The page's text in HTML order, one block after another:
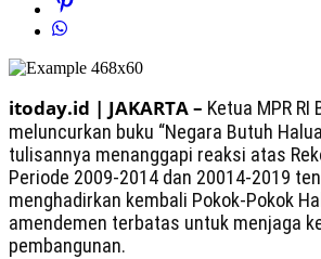
itoday.id | JAKARTA – Ketua MPR
meluncurkan buku “Negara Butuh
tulisannya menanggapi reaksi atas
Periode 2009-2014 dan 20014-2019
menghadirkan kembali Pokok-Pokok
amendemen terbatas untuk menjaga
pembangunan.